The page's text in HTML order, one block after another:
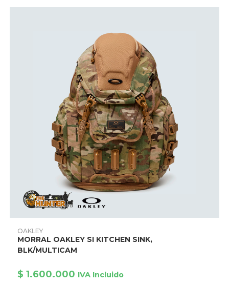
en
Este
producto
tiene
múltiples
variantes.
pueden
OAKLEY
MORRAL OAKLEY SI KITCHEN SINK,
BLK/MULTICAM
$ 1.600.000 IVA Incluido